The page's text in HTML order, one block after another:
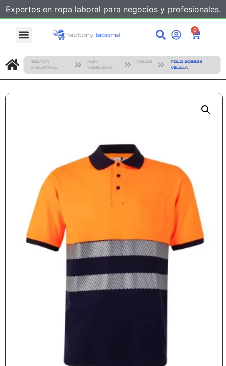
Expertos en ropa laboral para negocios y profesionales.
0
SECTOR
INDUSTRIAL
ALTA
VISIBILIDAD
POLOS
POLO 305523
VELILLA